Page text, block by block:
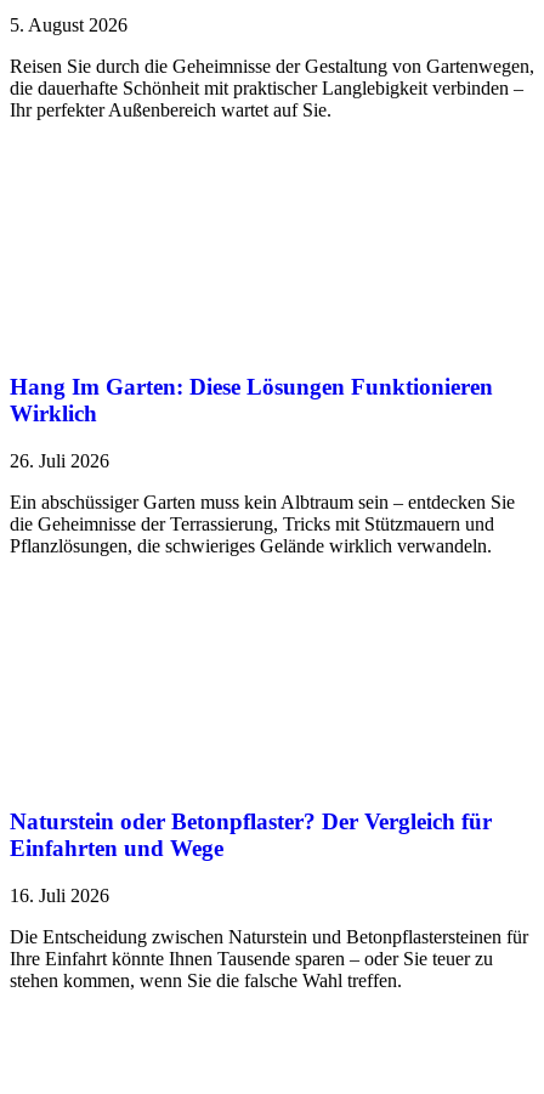
5. August 2026
Reisen Sie durch die Geheimnisse der Gestaltung von Gartenwegen,
die dauerhafte Schönheit mit praktischer Langlebigkeit verbinden –
Ihr perfekter Außenbereich wartet auf Sie.
Hang Im Garten: Diese Lösungen Funktionieren
Wirklich
26. Juli 2026
Ein abschüssiger Garten muss kein Albtraum sein – entdecken Sie
die Geheimnisse der Terrassierung, Tricks mit Stützmauern und
Pflanzlösungen, die schwieriges Gelände wirklich verwandeln.
Naturstein oder Betonpflaster? Der Vergleich für
Einfahrten und Wege
16. Juli 2026
Die Entscheidung zwischen Naturstein und Betonpflastersteinen für
Ihre Einfahrt könnte Ihnen Tausende sparen – oder Sie teuer zu
stehen kommen, wenn Sie die falsche Wahl treffen.